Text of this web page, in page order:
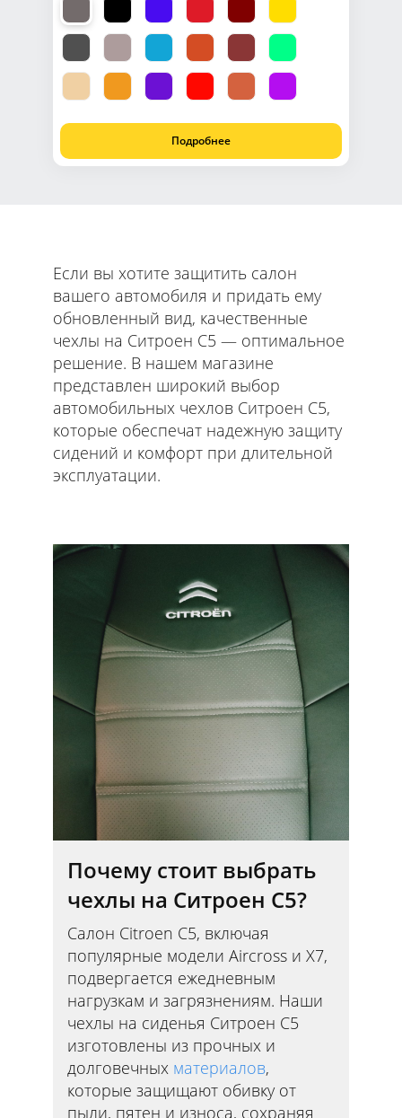
Подробнее
Если вы хотите защитить салон
вашего автомобиля и придать ему
обновленный вид, качественные
чехлы на Ситроен С5 — оптимальное
решение. В нашем магазине
представлен широкий выбор
автомобильных чехлов Ситроен С5,
которые обеспечат надежную защиту
сидений и комфорт при длительной
эксплуатации.
Почему стоит выбрать
чехлы на Ситроен С5?
Салон Citroen C5, включая
популярные модели Aircross и Х7,
подвергается ежедневным
нагрузкам и загрязнениям. Наши
чехлы на сиденья Ситроен С5
изготовлены из прочных и
долговечных материалов,
которые защищают обивку от
пыли, пятен и износа, сохраняя